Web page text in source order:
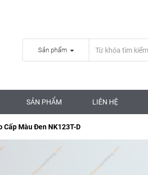
Sản phẩm
SẢN PHẨM LIÊN HỆ
Cấp Màu Đen NK123T-D